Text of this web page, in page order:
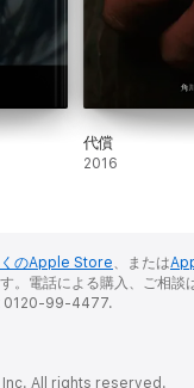
代償
2016
のApple Store 、または
。電話による購入、ご相
0120-99-4477.
All rights reserved.